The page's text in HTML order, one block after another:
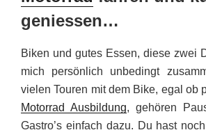
geniessen…
Biken und gutes Essen, diese zwei
mich persönlich unbedingt
vielen Touren mit dem Bike, egal ob
Motorrad Ausbildung, gehören
Gastro’s einfach dazu. Du hast